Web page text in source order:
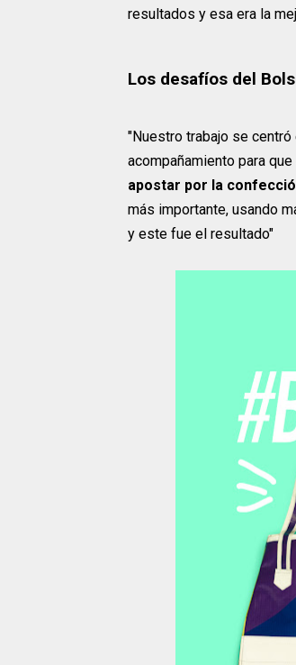
resultados y esa era la
Los desafíos del
"Nuestro trabajo se
acompañamiento para
apostar por la
más importante, usando
y este fue el resultado"